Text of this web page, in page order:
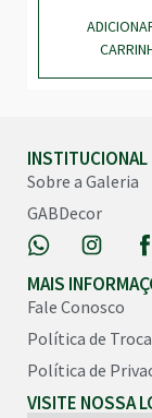
INSTITUCIONAL
Sobre a Galeria
GABDecor
MAIS
Fale Conosco
Política de
Política de
VISITE NOSSA